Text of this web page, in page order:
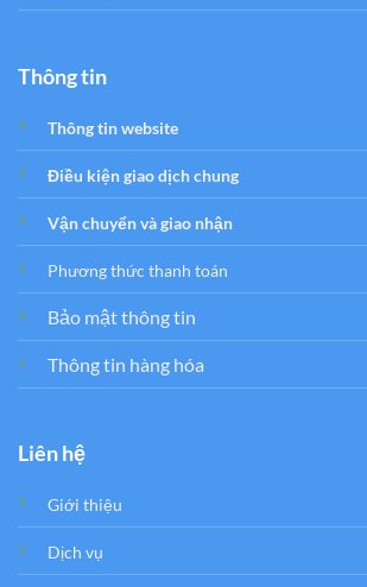
Thông tin
Thông tin website
Điều kiện giao dịch chung
Vận chuyển và giao nhận
Phương thức thanh toán
Bảo mật thông tin
Thông tin hàng hóa
Liên hệ
Giới thiệu
Dịch vụ